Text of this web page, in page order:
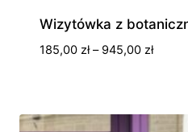
Wizytówka z
185,00 zł – 945,00 złZakres
do